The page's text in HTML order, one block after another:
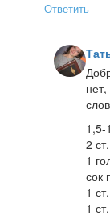
Ответить
1,5-
2
1
сок
1
1